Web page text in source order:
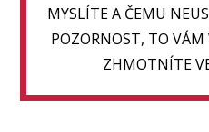
MYSLÍTE A ČEMU
POZORNOST, TO
ZHMOTNÍTE